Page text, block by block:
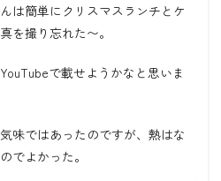
は簡単にクリスマスランチとケ
を撮り忘れた〜。
で載せようかなと思いま
味ではあったのですが、熱はな
でよかった。